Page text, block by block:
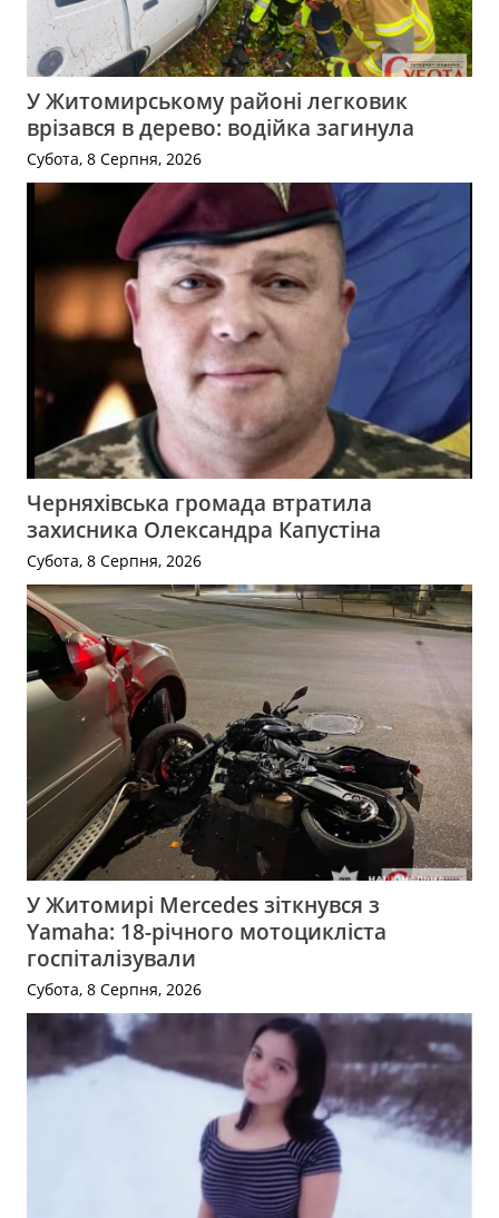
У Житомирському районі легковик
врізався в дерево: водійка загинула
Субота, 8 Серпня, 2026
Черняхівська громада втратила
захисника Олександра Капустіна
Субота, 8 Серпня, 2026
У Житомирі Mercedes зіткнувся з
Yamaha: 18-річного мотоцикліста
госпіталізували
Субота, 8 Серпня, 2026